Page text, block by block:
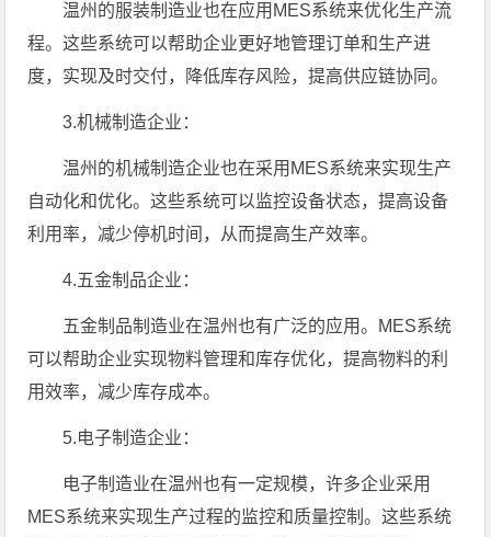
温州的服装制造业也在应用MES系统来优化生产流
程。这些系统可以帮助企业更好地管理订单和生产进
度，实现及时交付，降低库存风险，提高供应链协同。
3.机械制造企业：
温州的机械制造企业也在采用MES系统来实现生产
自动化和优化。这些系统可以监控设备状态，提高设备
利用率，减少停机时间，从而提高生产效率。
4.五金制品企业：
五金制品制造业在温州也有广泛的应用。MES系统
可以帮助企业实现物料管理和库存优化，提高物料的利
用效率，减少库存成本。
5.电子制造企业：
电子制造业在温州也有一定规模，许多企业采用
MES系统来实现生产过程的监控和质量控制。这些系统